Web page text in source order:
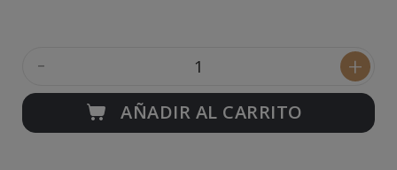
- +
AÑADIR AL CARRITO